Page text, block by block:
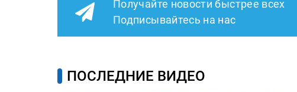
Получайте новости быстрее всех
Подписывайтесь на нас
ПОСЛЕДНИЕ ВИДЕО